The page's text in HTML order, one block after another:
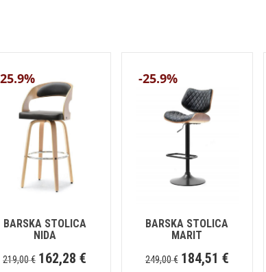
BARSKA STOLICA
NIDA
219,00€ 162,28€
-25.9%
BARSKA STOLICA
MARIT
249,00€ 184,51 €